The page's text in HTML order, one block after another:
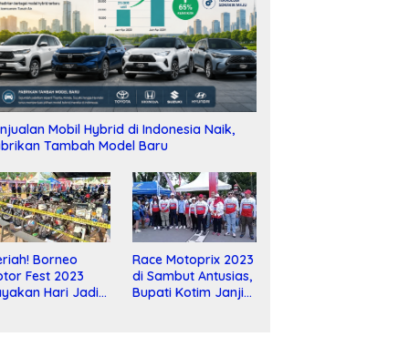
Mobil Hybrid di Indonesia Naik,
Tambah Model Baru
Borneo
Fest 2023
Hari Jadi
Race Motoprix 2023
di Sambut Antusias,
Bupati Kotim Janji